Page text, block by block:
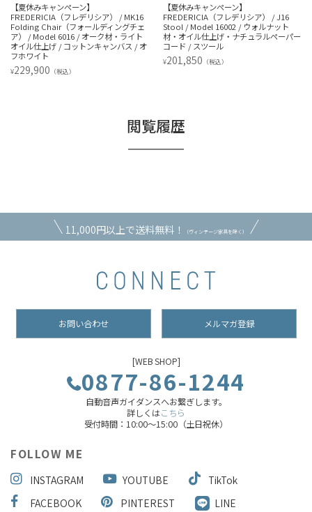
【夏休みキャンペーン】
FREDERICIA（フレデリシア） / MK16
Folding Chair（フォールディングチェ
ア） / Model 6016 / オーク材・ライト
オイル仕上げ / コットンキャンバス / オ
フホワイト
¥229,900 （税込）
【夏休みキャンペーン】
FREDERICIA（フレデリシア） / J16
Stool / Model 16002 / ウォルナット
材・オイル仕上げ・ナチュラルペーパー
コード / スツール
¥201,850 （税込）
閲覧履歴
11,000円以上で送料無料！ （ヴィンテージ家具を除く）
お問い合わせ メルマガ登録
[WEB SHOP]
0877-86-1244
自動音声ガイダンスへお繋ぎします。
詳しくはこちら
受付時間：10:00～15:00（土日祝休）
FOLLOW ME
INSTAGRAM YOUTUBE
TikTok
FACEBOOK
PINTEREST LINE